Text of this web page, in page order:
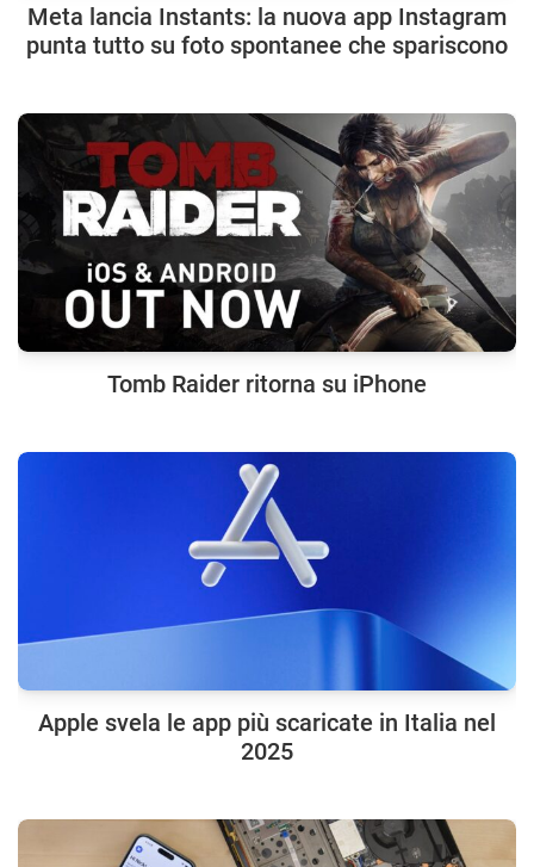
Meta lancia Instants: la nuova app Instagram
punta tutto su foto spontanee che spariscono
Tomb Raider ritorna su iPhone
Apple svela le app più scaricate in Italia nel
2025